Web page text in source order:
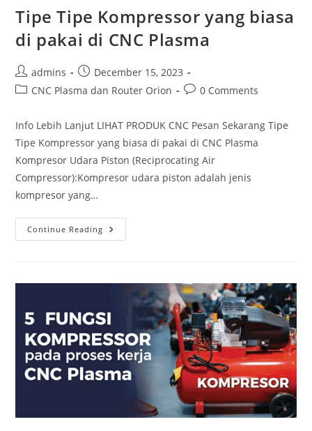
Tipe Tipe Kompressor yang biasa
di pakai di CNC Plasma
Post
author:
admins
Post
published:
December 15, 2023
PostCNC Plasma dan Router Orion
Post0 Comments
Info Lebih Lanjut LIHAT PRODUK CNC Pesan Sekarang Tipe
Tipe Kompressor yang biasa di pakai di CNC Plasma
Kompresor Udara Piston (Reciprocating Air
Compressor):Kompresor udara piston adalah jenis
kompresor yang…
Continue Reading Tipe
Tipe
Plasma